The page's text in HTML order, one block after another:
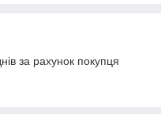
за рахунок покупця